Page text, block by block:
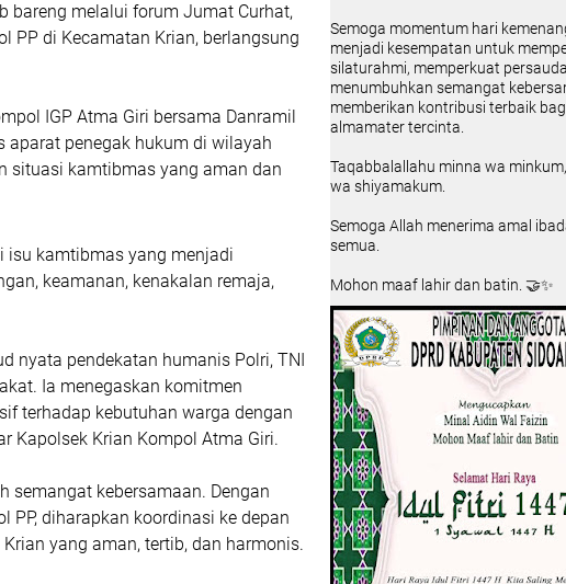
bareng melalui forum Jumat Curhat,
PP di Kecamatan Krian, berlangsung
IGP Atma Giri bersama Danramil
aparat penegak hukum di wilayah
situasi kamtibmas yang aman dan
isu kamtibmas yang menjadi
keamanan, kenakalan remaja,
nyata pendekatan humanis Polri, TNI
Ia menegaskan komitmen
terhadap kebutuhan warga dengan
Kapolsek Krian Kompol Atma Giri.
semangat kebersamaan. Dengan
PP, diharapkan koordinasi ke depan
yang aman, tertib, dan harmonis.
Semoga momentum hari
menjadi kesempatan untuk
silaturahmi, memperkuat
menumbuhkan semangat
memberikan kontribusi terbaik
almamater tercinta.
Taqabbalallahu minna wa
wa shiyamakum.
Semoga Allah menerima amal
semua.
Mohon maaf lahir dan batin. 🤝✨